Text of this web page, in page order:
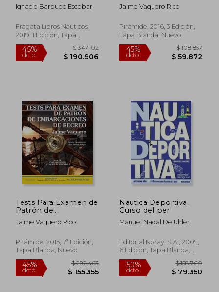
Ignacio Barbudo Escobar
Fragata Libros Náuticos,
2019, 1 Edición, Tapa
Blanda, Nuevo
45%
dcto.
$ 347.102
$ 190.906
Jaime Vaquero Rico
Pirámide, 2016, 3 Edición,
Tapa Blanda, Nuevo
45%
dcto.
Tests Para Examen de
Patrón de
Embarcaciones de
Recreo
Jaime Vaquero Rico
Pirámide, 2015, 7ª Edición,
Tapa Blanda, Nuevo
Nautica Deportiva.
Curso del per
Manuel Nadal De Uhler
Editorial Noray, S.A., 2009,
6 Edición, Tapa Blanda,
Nuevo